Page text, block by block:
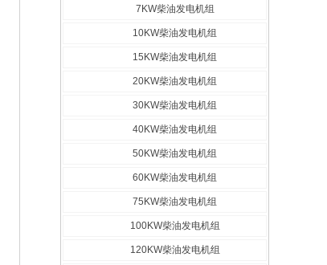
7KW柴油发电机组
10KW柴油发电机组
15KW柴油发电机组
20KW柴油发电机组
30KW柴油发电机组
40KW柴油发电机组
50KW柴油发电机组
60KW柴油发电机组
75KW柴油发电机组
100KW柴油发电机组
120KW柴油发电机组